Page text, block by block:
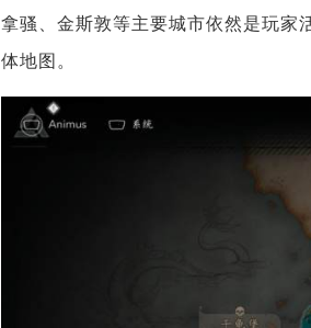
拿骚、金斯敦等主要城市依然是玩家
体地图。